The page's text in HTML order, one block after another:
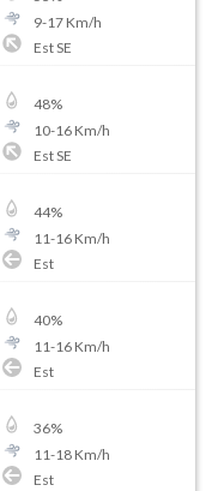
9-17Km/h
Est SE
48%
10-16Km/h
Est SE
44%
11-16Km/h
Est
40%
11-16Km/h
Est
36%
11-18Km/h
Est